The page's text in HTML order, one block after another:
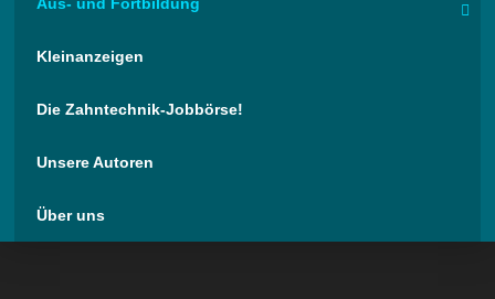
Kleinanzeigen
Die Zahntechnik-Jobbörse!
Unsere Autoren
Über uns